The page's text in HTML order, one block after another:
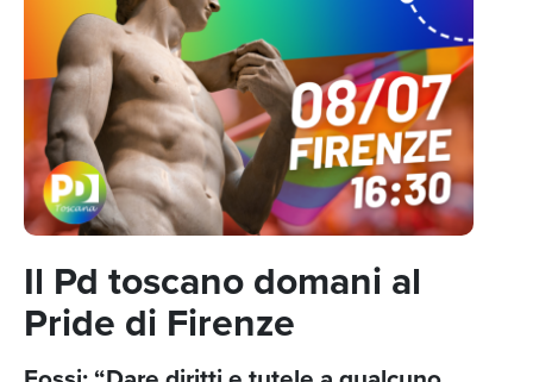
Il Pd toscano domani al
Pride di Firenze